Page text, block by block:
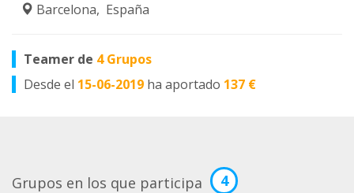
Barcelona, España
Teamer de 4 Grupos
Desde el 15-06-2019 ha aportado 137 €
Grupos en los que participa 4